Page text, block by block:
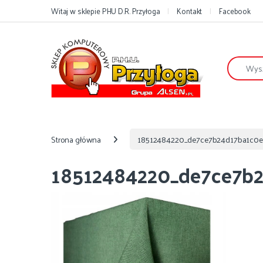
Przejdź do nawigacji
Przejdź do treściWitaj w sklepie PHU D.R. Przyłoga Kontakt Facebook
Szukaj:
Strona główna